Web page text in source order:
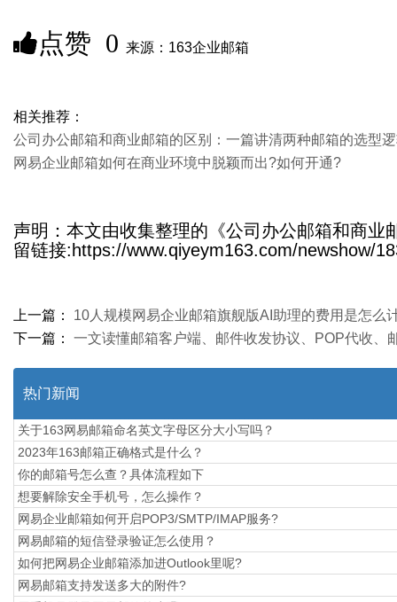
点赞 0 来源：163企业邮箱
相关推荐：
公司办公邮箱和商业邮箱的区别：一篇讲清两种邮箱的选型
网易企业邮箱如何在商业环境中脱颖而出?如何开通?
声明：本文由收集整理的《公司办公邮箱和商
留链接:https://www.qiyeym163.com/newshow/
上一篇： 10人规模网易企业邮箱旗舰版AI助理的费用是怎么
下一篇： 一文读懂邮箱客户端、邮件收发协议、POP代收、
热门新闻
关于163网易邮箱命名英文字母区分大小写吗？
2023年163邮箱正确格式是什么？
你的邮箱号怎么查？具体流程如下
想要解除安全手机号，怎么操作？
网易企业邮箱如何开启POP3/SMTP/IMAP服务?
网易邮箱的短信登录验证怎么使用？
如何把网易企业邮箱添加进Outlook里呢?
网易邮箱支持发送多大的附件?